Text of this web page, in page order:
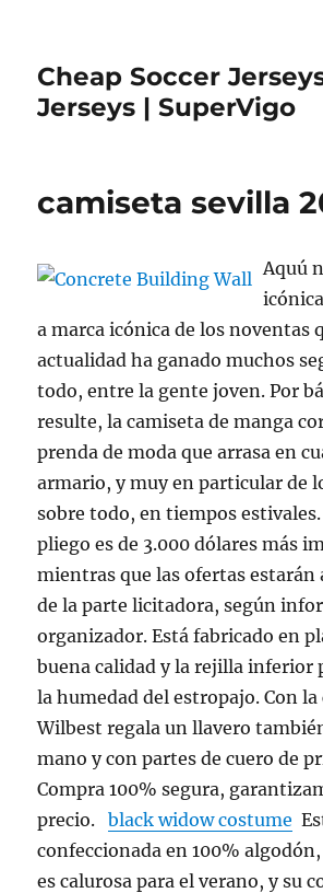
Cheap Soccer
Jerseys | SuperVigo
camiseta sevilla
Aquú
a marca icónica de los noventas
actualidad ha ganado muchos
todo, entre la gente joven. Por
resulte, la camiseta de manga
prenda de moda que arrasa en
armario, y muy en particular de
sobre todo, en tiempos
pliego es de 3.000 dólares más
mientras que las ofertas estarán
de la parte licitadora, según
organizador. Está fabricado en
buena calidad y la rejilla
la humedad del estropajo. Con
Wilbest regala un llavero
mano y con partes de cuero de
Compra 100% segura,
precio.black widow costume
confeccionada en 100%
es calurosa para el verano, y su